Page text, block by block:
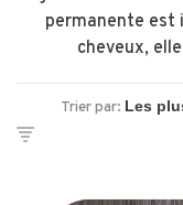
permanente est
cheveux,
Trier par: